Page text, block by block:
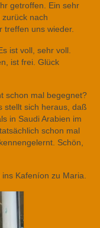
getroffen. Ein sehr
nach
treffen uns wieder.
ist voll, sehr voll.
ist frei. Glück
schon mal begegnet?
stellt sich heraus, daß
in Saudi Arabien im
schon mal
Schön,
Kafeníon zu Maria.